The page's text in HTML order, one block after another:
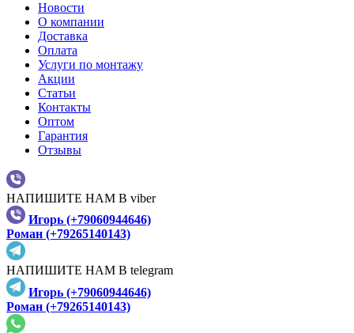
Новости
О компании
Доставка
Оплата
Услуги по монтажу
Акции
Статьи
Контакты
Оптом
Гарантия
Отзывы
НАПИШИТЕ НАМ В viber
Игорь (+79060944646)
Роман (+79265140143)
НАПИШИТЕ НАМ В telegram
Игорь (+79060944646)
Роман (+79265140143)